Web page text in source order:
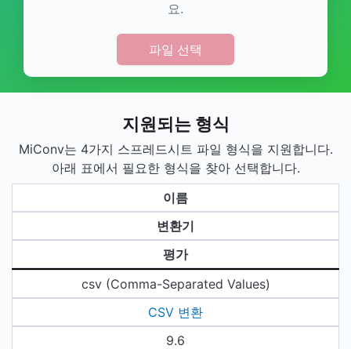
요.
파일 선택
지원되는 형식
MiConv는 4가지 스프레드시트 파일 형식을 지원합니다.
아래 표에서 필요한 형식을 찾아 선택합니다.
이름
변환기
평가
csv (Comma-Separated Values)
CSV 변환
9.6